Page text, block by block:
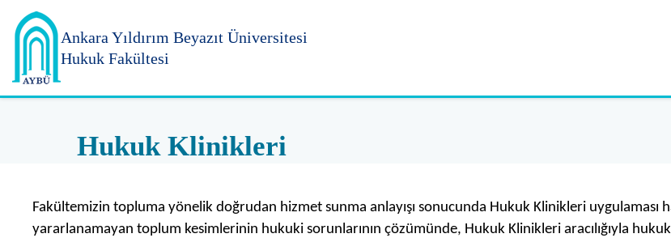
Ankara Yıldırım Beyazıt Üniversitesi
Hukuk Fakültesi
Hukuk Klinikleri
Fakültemizin topluma yönelik doğrudan hizmet sunma anlayışı sonucunda Hukuk Klinikleri
yararlanamayan toplum kesimlerinin hukuki sorunlarının çözümünde, Hukuk Klinikleri aracılığıyla